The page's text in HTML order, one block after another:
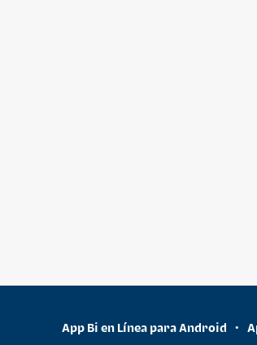
App Bi en Línea para Android •